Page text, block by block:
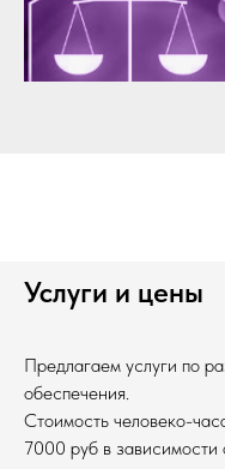
Услуги и цены
Предлагаем услуги по
обеспечения.
Стоимость человеко-
7000 руб в зависимости